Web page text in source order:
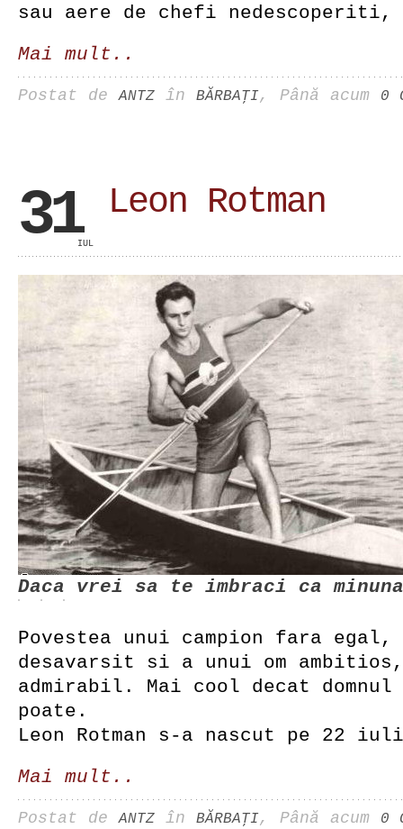
sau aere de chefi nedescoperiti,
Mai mult..
Postat deANTZ în BĂRBAŢI, Până acum 0
31IUL
Leon Rotman
Daca vrei sa te imbraci ca
Povestea unui campion fara
desavarsit si a unui om
admirabil. Mai cool decat domnul
poate.
Leon Rotman s-a nascut pe 22
Mai mult..
Postat deANTZ în BĂRBAŢI, Până acum 0